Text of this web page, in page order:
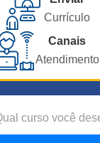
Currículo
Canais
Atendimento